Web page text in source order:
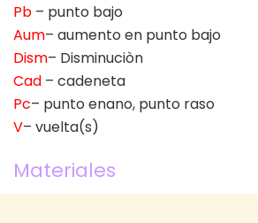
Pb – punto bajo
Aum– aumento en punto bajo
Dism– Disminuciòn
Cad – cadeneta
Pc– punto enano, punto raso
V– vuelta(s)
Materiales